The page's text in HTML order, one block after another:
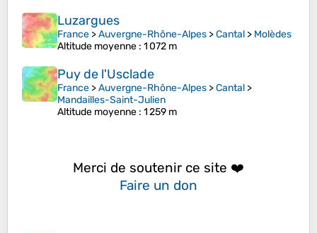
Luzargues
France >Auvergne-Rhône-Alpes >Cantal > Molèdes
Altitude moyenne : 1 072 m
Puy de l'Usclade
France >Auvergne-Rhône-Alpes >Cantal >
Mandailles-Saint-Julien
Altitude moyenne : 1 259 m
Merci de soutenir ce site ❤️
Faire un don